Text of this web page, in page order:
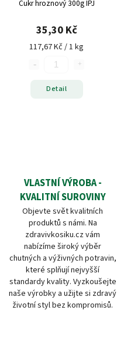
Cukr hroznový 300g IPJ
35,30 Kč
117,67 Kč / 1 kg
Detail
VLASTNÍ VÝROBA -
KVALITNÍ SUROVINY
Objevte svět kvalitních
produktů s námi. Na
zdravivkosiku.cz vám
nabízíme široký výběr
chutných a výživných potravin,
které splňují nejvyšší
standardy kvality. Vyzkoušejte
naše výrobky a užijte si zdravý
životní styl bez kompromisů.